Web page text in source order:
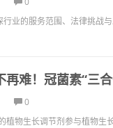
业的服务范围、法律挑战
再难！冠菌素“三
0
植物生长调节剂参与植物